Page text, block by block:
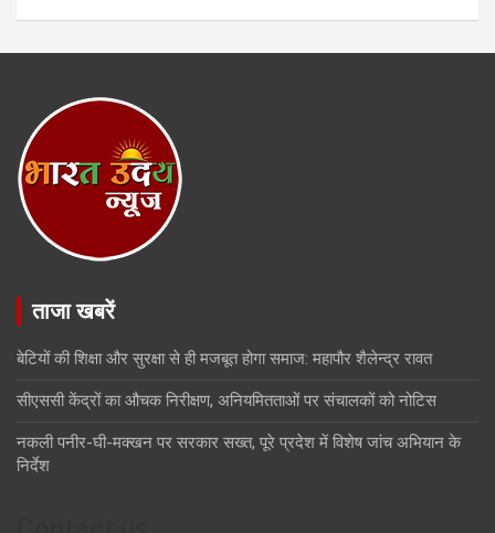
ताजा खबरें
बेटियों की शिक्षा और सुरक्षा से ही मजबूत होगा समाज: महापौर शैलेन्द्र रावत
सीएससी केंद्रों का औचक निरीक्षण, अनियमितताओं पर संचालकों को नोटिस
नकली पनीर-घी-मक्खन पर सरकार सख्त, पूरे प्रदेश में विशेष जांच अभियान के
निर्देश